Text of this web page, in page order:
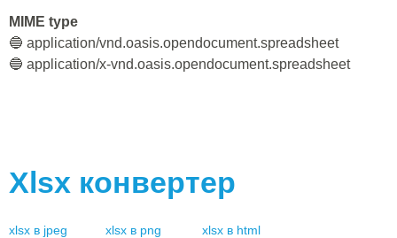
MIME type
🔵 application/vnd.oasis.opendocument.spreadsheet
🔵 application/x-vnd.oasis.opendocument.spreadsheet
Xlsx конвертер
xlsx в jpeg xlsx в png xlsx в html